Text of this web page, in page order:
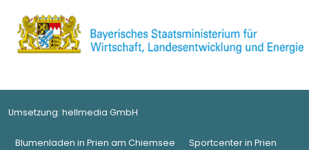
Umsetzung: hellmedia GmbH
Blumenladen in Prien am Chiemsee Sportcenter in Prien